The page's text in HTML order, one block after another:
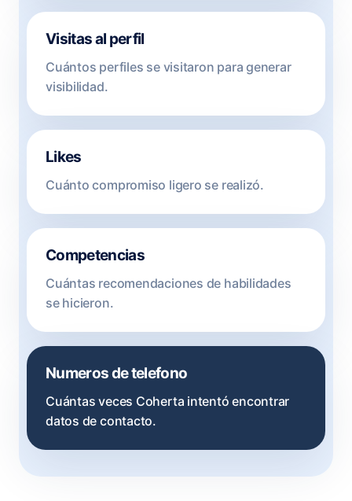
Visitas al perfil
Cuántos perfiles se visitaron para generar
visibilidad.
Likes
Cuánto compromiso ligero se realizó.
Competencias
Cuántas recomendaciones de habilidades
se hicieron.
Numeros de telefono
Cuántas veces Coherta intentó encontrar
datos de contacto.